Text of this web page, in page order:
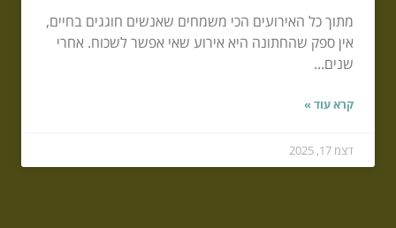
מתוך כל האירועים הכי משמחים שאנשים חוגגים בחיים,
אין ספק שהחתונה היא אירוע שאי אפשר לשכוח. אחרי
שנים...
קרא עוד »
דצמ 17, 2025